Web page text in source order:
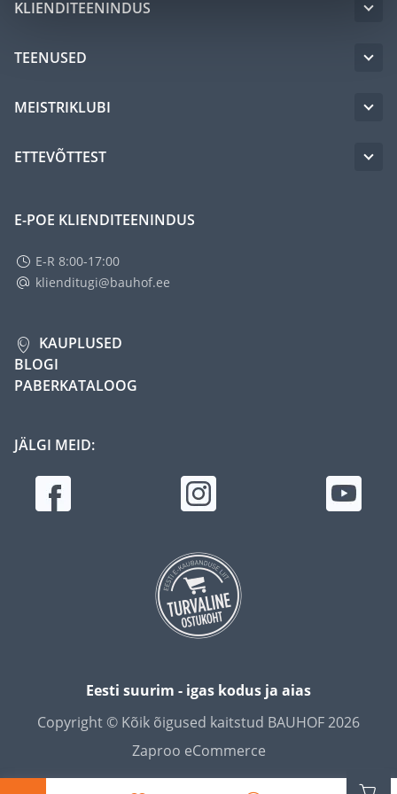
KLIENDITEENINDUS
TEENUSED
MEISTRIKLUBI
ETTEVÕTTEST
E-POE KLIENDITEENINDUS
E-R 8:00-17:00
klienditugi@bauhof.ee
KAUPLUSED
BLOGI
PABERKATALOOG
JÄLGI MEID:
Eesti suurim - igas kodus ja aias
Copyright © Kõik õigused kaitstud BAUHOF 2026
Zaproo eCommerce